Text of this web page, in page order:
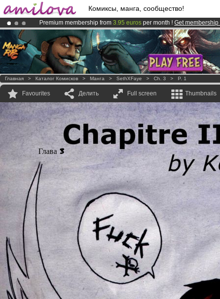
Комиксы, манга, сообщество!
Premium membership from 3.95 euros per month ! Get membership
AmilovaKickstarter is now LIVE!.
Already 100000membersand 1000 comics & mangas!.
Главная > Каталог Комисков > Манга > SethXFaye > Ch. 3 > P. 1
Favourites Делить Full screen Thumbnails
Глава 3